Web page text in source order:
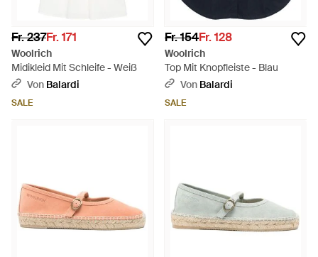
Fr. 237Fr. 171
Woolrich
Midikleid Mit Schleife - Weiß
Von Balardi
SALE
Fr. 154Fr. 128
Woolrich
Top Mit Knopfleiste - Blau
Von Balardi
SALE